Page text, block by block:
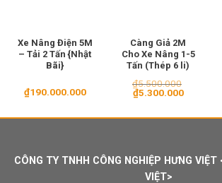
Xe Nâng Điện 5M
– Tải 2 Tấn {Nhật
Bãi}
₫190.000.000
Càng Giả 2M
Cho Xe Nâng 1-5
Tấn (Thép 6 li)
₫5.500.000
Giá
gốc
₫5.500.000.
₫5.300.000Giá
là:
CÔNG TY TNHH CÔNG NGHIỆP HƯNG VIỆT
VIỆT>